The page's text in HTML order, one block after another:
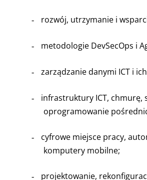
- rozwój, utrzymanie i
- metodologie DevSecOps i
- zarządzanie danymi ICT i
-
infrastruktury ICT, chmurę,
oprogramowanie
-
cyfrowe miejsce pracy,
komputery mobilne;
-
projektowanie,